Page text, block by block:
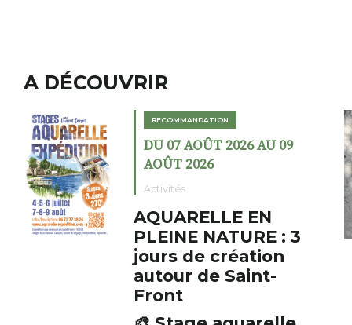
A DÉCOUVRIR
RECOMMANDATION
DU 02 AOÛT 2026 AU 23
AOÛT 2026
Expositions
Cochon charbon au
fumoir
Le Fumoir est une sorte de
cabinet de curiosités. Son
initiateur, Bernard Turle,
s’amuse à donner à voir des